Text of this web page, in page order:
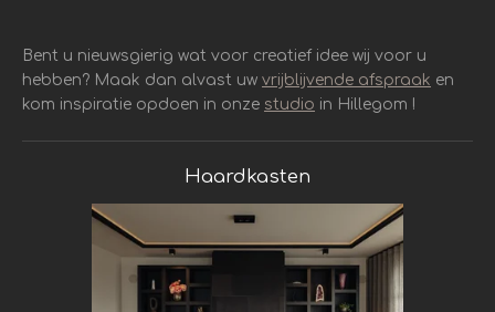
Bent u nieuwsgierig wat voor creatief idee wij voor u
hebben? Maak dan alvast uw vrijblijvende afspraak en
kom inspiratie opdoen in onze studio in Hillegom !
Haardkasten